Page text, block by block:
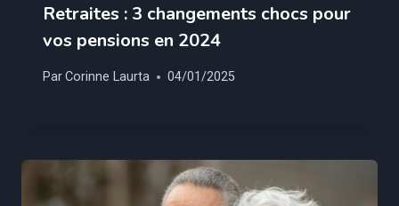
Retraites : 3 changements chocs pour
vos pensions en 2024
ParCorinne Laurta 04/01/2025